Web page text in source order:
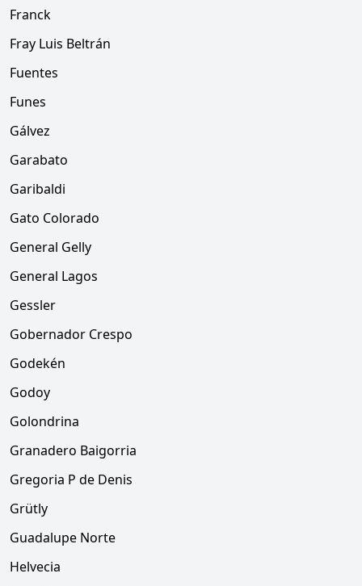
Franck
Fray Luis Beltrán
Fuentes
Funes
Gálvez
Garabato
Garibaldi
Gato Colorado
General Gelly
General Lagos
Gessler
Gobernador Crespo
Godekén
Godoy
Golondrina
Granadero Baigorria
Gregoria P de Denis
Grütly
Guadalupe Norte
Helvecia